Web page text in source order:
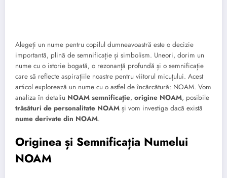
Alegeți un nume pentru copilul dumneavoastră este o decizie
importantă, plină de semnificație și simbolism. Uneori, dorim un
nume cu o istorie bogată, o rezonanță profundă și o semnificație
care să reflecte aspirațiile noastre pentru viitorul micuțului. Acest
articol explorează un nume cu o astfel de încărcătură: NOAM. Vom
analiza în detaliu NOAM semnificație, origine NOAM, posibile
trăsături de personalitate NOAM și vom investiga dacă există
nume derivate din NOAM.
Originea și Semnificația Numelui
NOAM